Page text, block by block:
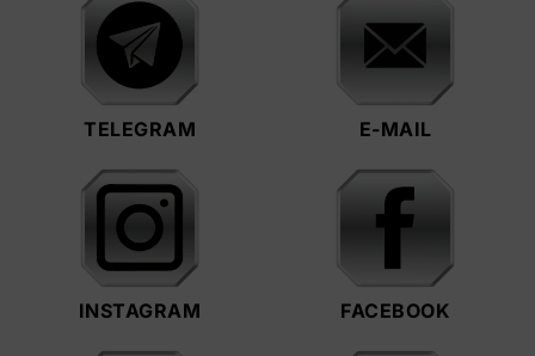
TELEGRAM E-MAIL
INSTAGRAM FACEBOOK